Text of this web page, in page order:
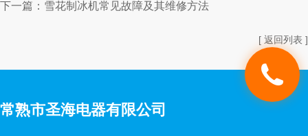
下一篇： 雪花制冰机常见故障及其维修方法
[ 返回列表 ]
常熟市圣海电器有限公司